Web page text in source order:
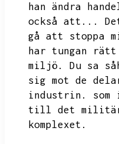
han ändra
också att...
gå att stoppa
har tungan
miljö.
Du sa
sig mot de
industrin.
till det
komplexet.